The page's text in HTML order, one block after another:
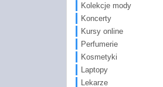
Kolekcje mody
Koncerty
Kursy online
Perfumerie
Kosmetyki
Laptopy
Lekarze